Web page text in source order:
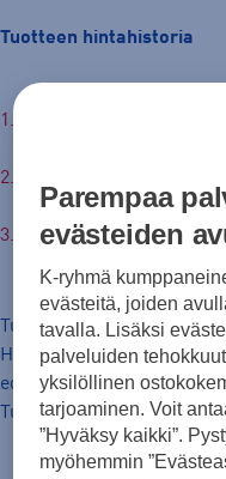
Tuotteen hintahistoria
Hinta
Normaalihinta:
Tuotteen hinta nyt
Hinta, jolla tavaraa on
edeltäneiden 30 päivän
Tuotteen normaalihinta
Parempaa
evästeiden
K-ryhmä
evästeitä, joiden
tavalla. Lisäksi
palveluiden
yksilöllinen
tarjoaminen. Voit
”Hyväksy kaikki”.
myöhemmin